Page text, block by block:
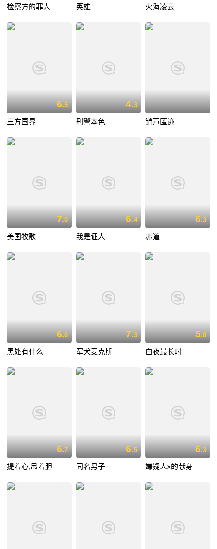
检察方的罪人 英雄 火海凌云
6.5
三方国界
4.3
刑警本色 销声匿迹
7.0
美国牧歌
6.4
我是证人
6.3
赤道
6.6
黑处有什么
7.3
军犬麦克斯
5.0
白夜最长时
6.7
提着心,吊着胆
6.5
同名男子
6.3
嫌疑人x的献身